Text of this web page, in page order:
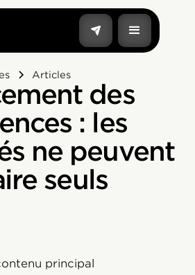
Articles
des
: les
ne peuvent
seuls
principal